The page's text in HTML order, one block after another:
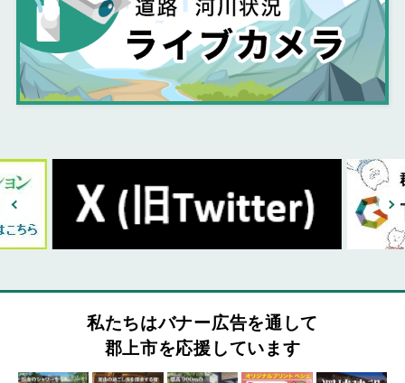
私たちはバナー広告を通して
郡上市を応援しています